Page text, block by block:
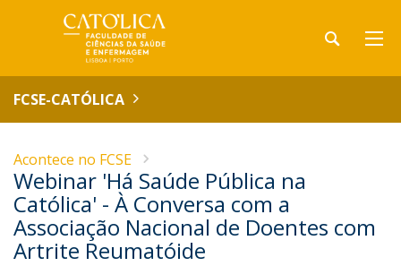
FCSE-CATÓLICA
Acontece no FCSE
Webinar 'Há Saúde Pública na
Católica' - À Conversa com a
Associação Nacional de Doentes com
Artrite Reumatóide